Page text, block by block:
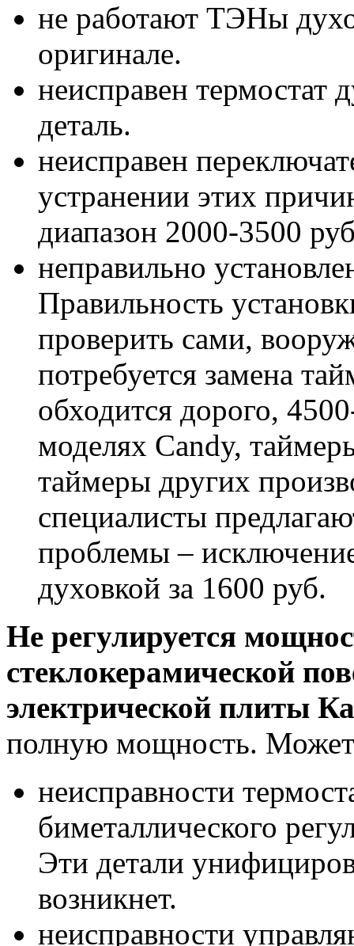
не работают ТЭНы
оригинале.
неисправен термостат
деталь.
неисправен
устранении этих
диапазон 2000-3500
неправильно
Правильность
проверить сами,
потребуется замена
обходится дорого,
моделях Candy,
таймеры других
специалисты
проблемы –
духовкой за 1600 руб.
Не регулируется
стеклокерамической
электрической плиты
полную мощность. Может
неисправности
биметаллического
Эти детали
возникнет.
неисправности